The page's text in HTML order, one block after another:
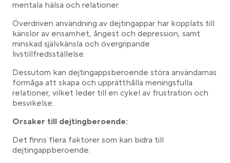
mentala hälsa och relationer.
Överdriven användning av dejtingappar har kopplats till
känslor av ensamhet, ångest och depression, samt
minskad självkänsla och övergripande
livstillfredsställelse.
Dessutom kan dejtingappsberoende störa användarnas
förmåga att skapa och upprätthålla meningsfulla
relationer, vilket leder till en cykel av frustration och
besvikelse.
Orsaker till dejtingberoende:
Det finns flera faktorer som kan bidra till
dejtingappberoende.